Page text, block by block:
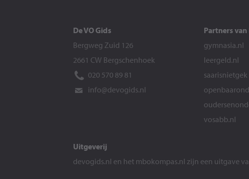
De VO Gids
Bergweg Zuid 126
2661 CW Bergschenhoek
020 570 89 81
info@devogids.nl
Partners van
gymnasia.nl
leergeld.nl
saarisnietgek
vosabb.nl
Uitgeverij
devogids.nl en het mbokompas.nl zijn een uitgave